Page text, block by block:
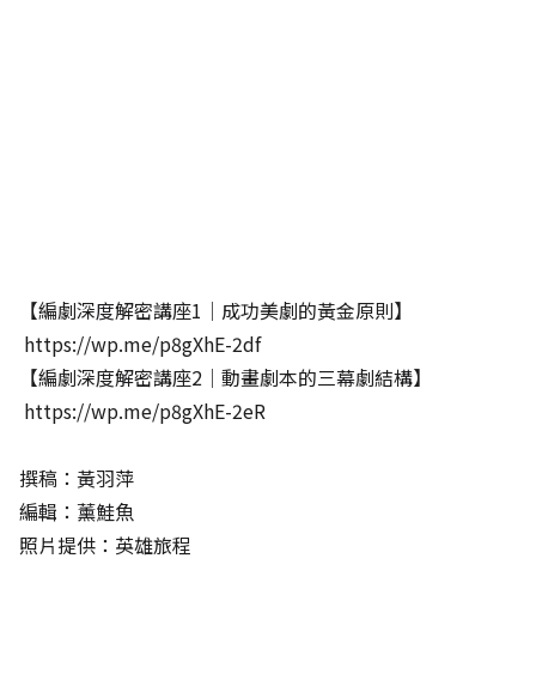
【編劇深度解密講座1│成功美劇的黃金原則】
https://wp.me/p8gXhE-2df
【編劇深度解密講座2│動畫劇本的三幕劇結構】
https://wp.me/p8gXhE-2eR
撰稿：黃羽萍
編輯：薰鮭魚
照片提供：英雄旅程